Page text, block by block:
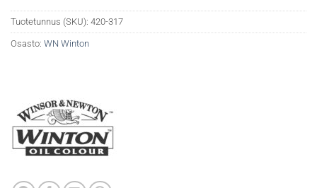
Tuotetunnus (SKU): 420-317
Osasto: WN Winton